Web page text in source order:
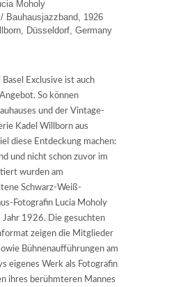
Moholy
Bauhausjazzband, 1926
Düsseldorf, Germany
Exclusive ist auch
So können
und der Vintage-
Kadel Willborn aus
diese Entdeckung machen:
und nicht schon zuvor im
wurden am
Schwarz-Weiß-
Fotografin Lucia Moholy
1926. Die gesuchten
zeigen die Mitglieder
Bühnenaufführungen am
eigenes Werk als Fotografin
ihres berühmteren Mannes